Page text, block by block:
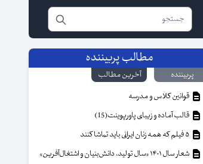
مطالب پربیننده
پربیننده
آخرین مطالب
قوانین کلاس و مدرسه
قالب آماده و زیبای پاورپوینت(15)
شعار سال ۱۴۰۱ «سال تولید، دانش‌بنیان و اشتغال‌آفرین»